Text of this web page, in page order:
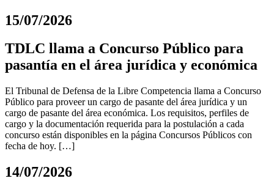
15/07/2026
TDLC llama a Concurso Público para
pasantía en el área jurídica y económica
El Tribunal de Defensa de la Libre Competencia llama a Concurso
Público para proveer un cargo de pasante del área jurídica y un
cargo de pasante del área económica. Los requisitos, perfiles de
cargo y la documentación requerida para la postulación a cada
concurso están disponibles en la página Concursos Públicos con
fecha de hoy. […]
14/07/2026